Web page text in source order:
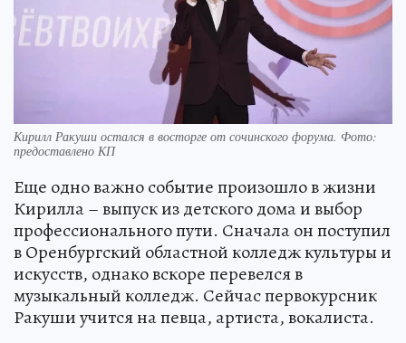
Кирилл Ракуши остался в восторге от сочинского форума. Фото:
предоставлено КП
Еще одно важно событие произошло в жизни
Кирилла – выпуск из детского дома и выбор
профессионального пути. Сначала он поступил
в Оренбургский областной колледж культуры и
искусств, однако вскоре перевелся в
музыкальный колледж. Сейчас первокурсник
Ракуши учится на певца, артиста, вокалиста.